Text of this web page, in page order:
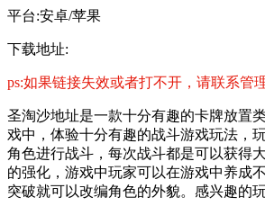
平台:安卓/苹果
下载地址:
ps:如果链接失效或者打不开，请联系管
圣淘沙地址是一款十分有趣的卡牌放置
戏中，体验十分有趣的战斗游戏玩法，
角色进行战斗，每次战斗都是可以获得
的强化，游戏中玩家可以在游戏中养成
突破就可以改编角色的外貌。感兴趣的